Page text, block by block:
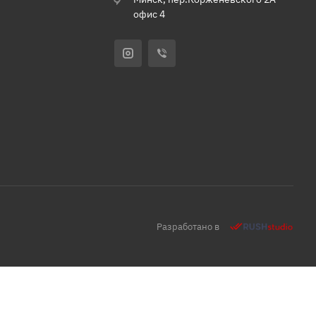
офис 4
Разработано в